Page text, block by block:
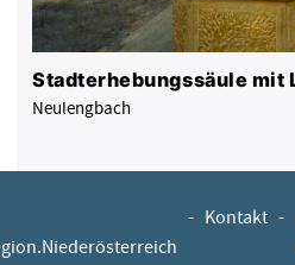
Stadterhebungssäule mit
Neulengbach
- Kontakt -